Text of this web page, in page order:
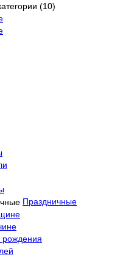
(10)
Праздничные
рождения